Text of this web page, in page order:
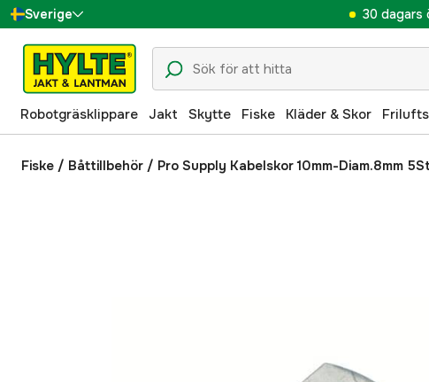
Sverige
Danmark
Suomi
Norge
Deutschland
30 dagars
Robotgräsklippare Jakt Skytte Fiske Kläder & Skor
Fiske / Båttillbehör / Pro Supply Kabelskor 10mm-Diam.8mm 5St